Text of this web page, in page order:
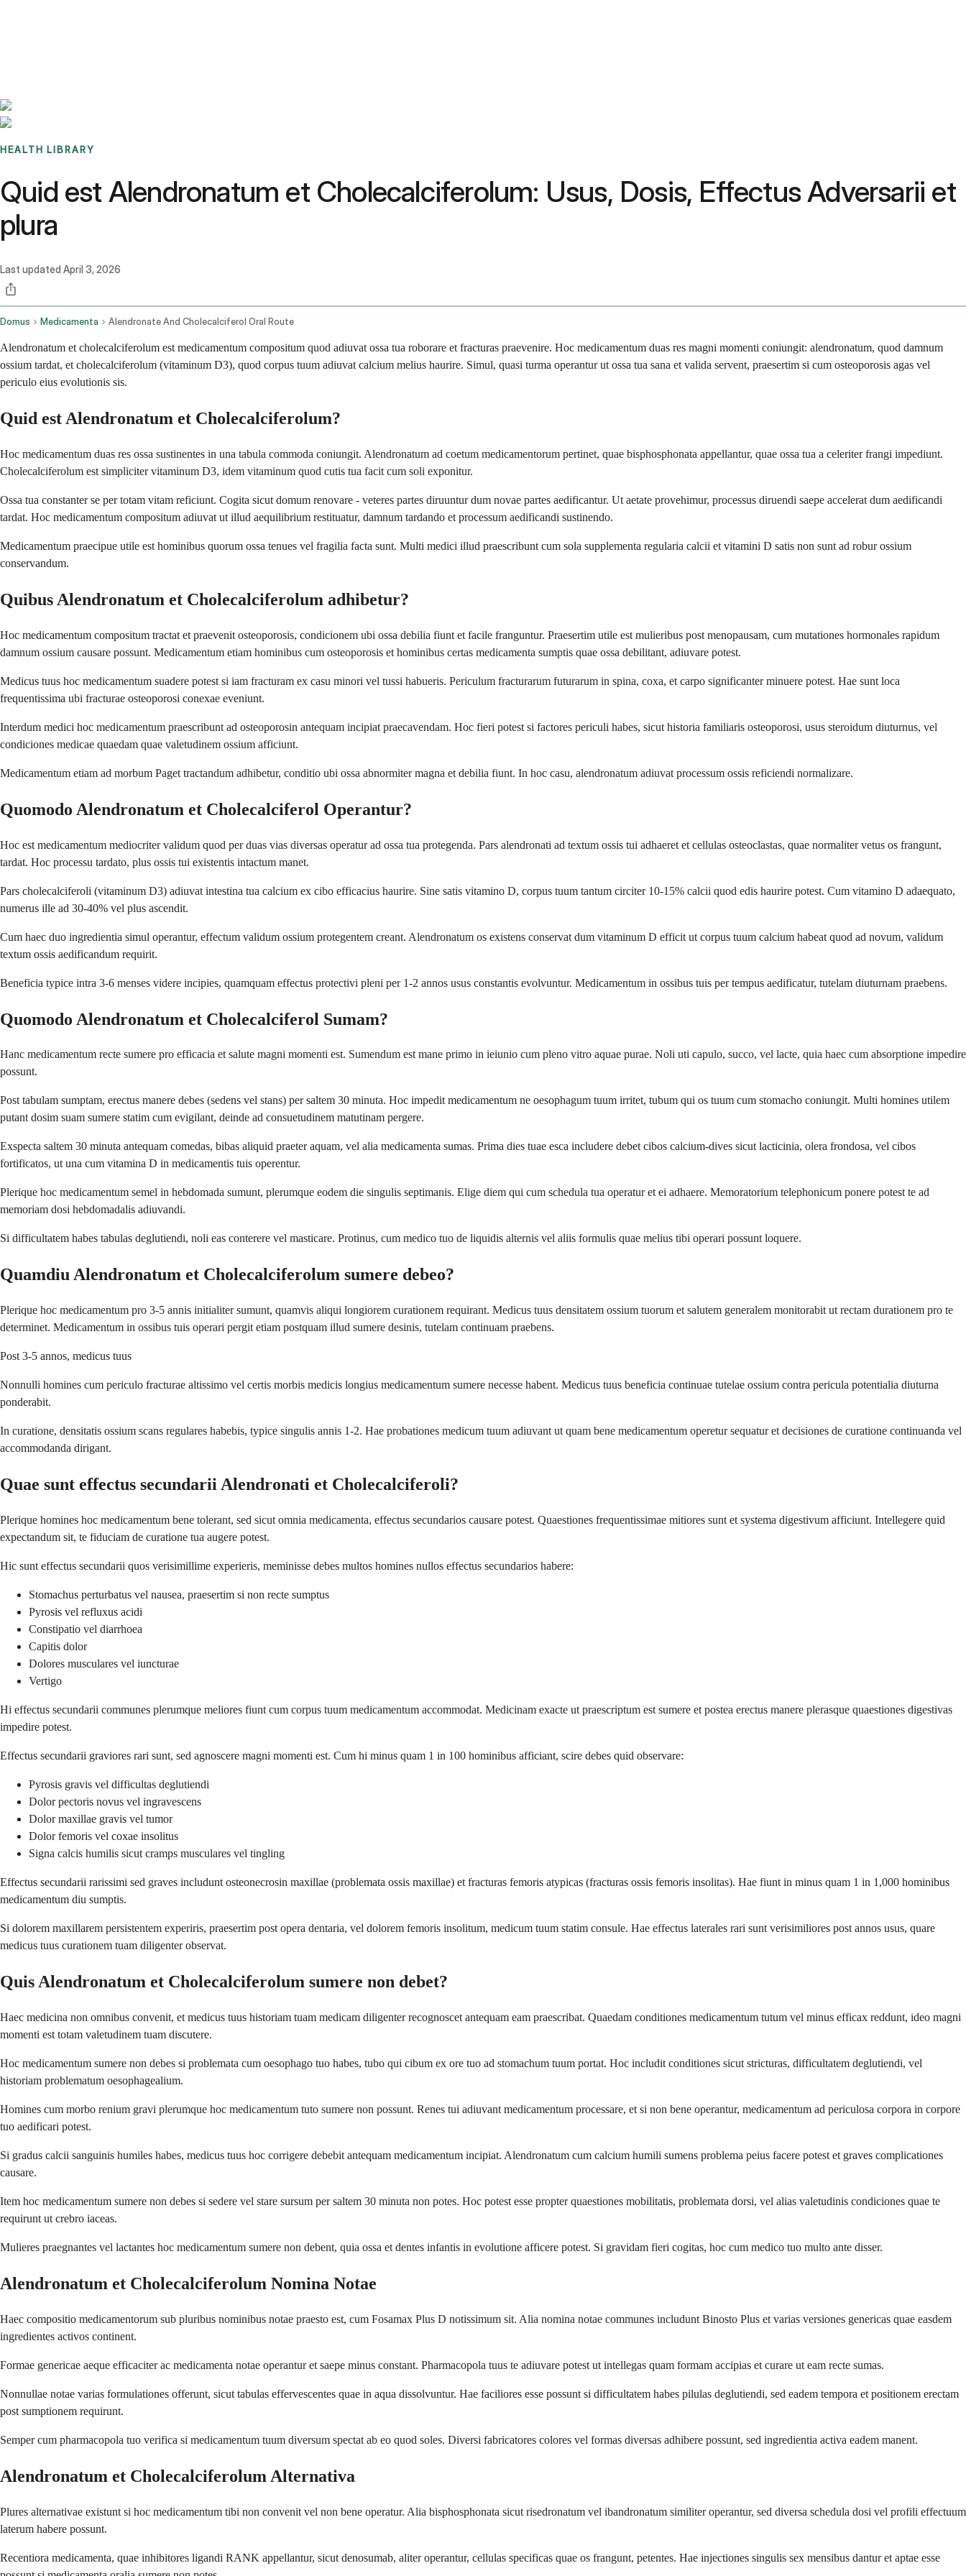
HEALTH LIBRARY
Quid est Alendronatum et Cholecalciferolum: Usus, Dosis, Effectus Adversarii et
plura
Last updated April 3, 2026
Domus Medicamenta Alendronate And Cholecalciferol Oral Route
Alendronatum et cholecalciferolum est medicamentum compositum quod adiuvat ossa tua roborare et fracturas praevenire. Hoc medicamentum duas res magni momenti coniungit: alendronatum, quod damnum
ossium tardat, et cholecalciferolum (vitaminum D3), quod corpus tuum adiuvat calcium melius haurire. Simul, quasi turma operantur ut ossa tua sana et valida servent, praesertim si cum osteoporosis agas vel
periculo eius evolutionis sis.
Quid est Alendronatum et Cholecalciferolum?
Hoc medicamentum duas res ossa sustinentes in una tabula commoda coniungit. Alendronatum ad coetum medicamentorum pertinet, quae bisphosphonata appellantur, quae ossa tua a celeriter frangi impediunt.
Cholecalciferolum est simpliciter vitaminum D3, idem vitaminum quod cutis tua facit cum soli exponitur.
Ossa tua constanter se per totam vitam reficiunt. Cogita sicut domum renovare - veteres partes diruuntur dum novae partes aedificantur. Ut aetate provehimur, processus diruendi saepe accelerat dum aedificandi
tardat. Hoc medicamentum compositum adiuvat ut illud aequilibrium restituatur, damnum tardando et processum aedificandi sustinendo.
Medicamentum praecipue utile est hominibus quorum ossa tenues vel fragilia facta sunt. Multi medici illud praescribunt cum sola supplementa regularia calcii et vitamini D satis non sunt ad robur ossium
conservandum.
Quibus Alendronatum et Cholecalciferolum adhibetur?
Hoc medicamentum compositum tractat et praevenit osteoporosis, condicionem ubi ossa debilia fiunt et facile franguntur. Praesertim utile est mulieribus post menopausam, cum mutationes hormonales rapidum
damnum ossium causare possunt. Medicamentum etiam hominibus cum osteoporosis et hominibus certas medicamenta sumptis quae ossa debilitant, adiuvare potest.
Medicus tuus hoc medicamentum suadere potest si iam fracturam ex casu minori vel tussi habueris. Periculum fracturarum futurarum in spina, coxa, et carpo significanter minuere potest. Hae sunt loca
frequentissima ubi fracturae osteoporosi conexae eveniunt.
Interdum medici hoc medicamentum praescribunt ad osteoporosin antequam incipiat praecavendam. Hoc fieri potest si factores periculi habes, sicut historia familiaris osteoporosi, usus steroidum diuturnus, vel
condiciones medicae quaedam quae valetudinem ossium afficiunt.
Medicamentum etiam ad morbum Paget tractandum adhibetur, conditio ubi ossa abnormiter magna et debilia fiunt. In hoc casu, alendronatum adiuvat processum ossis reficiendi normalizare.
Quomodo Alendronatum et Cholecalciferol Operantur?
Hoc est medicamentum mediocriter validum quod per duas vias diversas operatur ad ossa tua protegenda. Pars alendronati ad textum ossis tui adhaeret et cellulas osteoclastas, quae normaliter vetus os frangunt,
tardat. Hoc processu tardato, plus ossis tui existentis intactum manet.
Pars cholecalciferoli (vitaminum D3) adiuvat intestina tua calcium ex cibo efficacius haurire. Sine satis vitamino D, corpus tuum tantum circiter 10-15% calcii quod edis haurire potest. Cum vitamino D adaequato,
numerus ille ad 30-40% vel plus ascendit.
Cum haec duo ingredientia simul operantur, effectum validum ossium protegentem creant. Alendronatum os existens conservat dum vitaminum D efficit ut corpus tuum calcium habeat quod ad novum, validum
textum ossis aedificandum requirit.
Beneficia typice intra 3-6 menses videre incipies, quamquam effectus protectivi pleni per 1-2 annos usus constantis evolvuntur. Medicamentum in ossibus tuis per tempus aedificatur, tutelam diuturnam praebens.
Quomodo Alendronatum et Cholecalciferol Sumam?
Hanc medicamentum recte sumere pro efficacia et salute magni momenti est. Sumendum est mane primo in ieiunio cum pleno vitro aquae purae. Noli uti capulo, succo, vel lacte, quia haec cum absorptione impedire
possunt.
Post tabulam sumptam, erectus manere debes (sedens vel stans) per saltem 30 minuta. Hoc impedit medicamentum ne oesophagum tuum irritet, tubum qui os tuum cum stomacho coniungit. Multi homines utilem
putant dosim suam sumere statim cum evigilant, deinde ad consuetudinem matutinam pergere.
Exspecta saltem 30 minuta antequam comedas, bibas aliquid praeter aquam, vel alia medicamenta sumas. Prima dies tuae esca includere debet cibos calcium-dives sicut lacticinia, olera frondosa, vel cibos
fortificatos, ut una cum vitamina D in medicamentis tuis operentur.
Plerique hoc medicamentum semel in hebdomada sumunt, plerumque eodem die singulis septimanis. Elige diem qui cum schedula tua operatur et ei adhaere. Memoratorium telephonicum ponere potest te ad
memoriam dosi hebdomadalis adiuvandi.
Si difficultatem habes tabulas deglutiendi, noli eas conterere vel masticare. Protinus, cum medico tuo de liquidis alternis vel aliis formulis quae melius tibi operari possunt loquere.
Quamdiu Alendronatum et Cholecalciferolum sumere debeo?
Plerique hoc medicamentum pro 3-5 annis initialiter sumunt, quamvis aliqui longiorem curationem requirant. Medicus tuus densitatem ossium tuorum et salutem generalem monitorabit ut rectam durationem pro te
determinet. Medicamentum in ossibus tuis operari pergit etiam postquam illud sumere desinis, tutelam continuam praebens.
Post 3-5 annos, medicus tuus
Nonnulli homines cum periculo fracturae altissimo vel certis morbis medicis longius medicamentum sumere necesse habent. Medicus tuus beneficia continuae tutelae ossium contra pericula potentialia diuturna
ponderabit.
In curatione, densitatis ossium scans regulares habebis, typice singulis annis 1-2. Hae probationes medicum tuum adiuvant ut quam bene medicamentum operetur sequatur et decisiones de curatione continuanda vel
accommodanda dirigant.
Quae sunt effectus secundarii Alendronati et Cholecalciferoli?
Plerique homines hoc medicamentum bene tolerant, sed sicut omnia medicamenta, effectus secundarios causare potest. Quaestiones frequentissimae mitiores sunt et systema digestivum afficiunt. Intellegere quid
expectandum sit, te fiduciam de curatione tua augere potest.
Hic sunt effectus secundarii quos verisimillime experieris, meminisse debes multos homines nullos effectus secundarios habere:
Stomachus perturbatus vel nausea, praesertim si non recte sumptus
Pyrosis vel refluxus acidi
Constipatio vel diarrhoea
Capitis dolor
Dolores musculares vel iuncturae
Vertigo
Hi effectus secundarii communes plerumque meliores fiunt cum corpus tuum medicamentum accommodat. Medicinam exacte ut praescriptum est sumere et postea erectus manere plerasque quaestiones digestivas
impedire potest.
Effectus secundarii graviores rari sunt, sed agnoscere magni momenti est. Cum hi minus quam 1 in 100 hominibus afficiant, scire debes quid observare:
Pyrosis gravis vel difficultas deglutiendi
Dolor pectoris novus vel ingravescens
Dolor maxillae gravis vel tumor
Dolor femoris vel coxae insolitus
Signa calcis humilis sicut cramps musculares vel tingling
Effectus secundarii rarissimi sed graves includunt osteonecrosin maxillae (problemata ossis maxillae) et fracturas femoris atypicas (fracturas ossis femoris insolitas). Hae fiunt in minus quam 1 in 1,000 hominibus
medicamentum diu sumptis.
Si dolorem maxillarem persistentem experiris, praesertim post opera dentaria, vel dolorem femoris insolitum, medicum tuum statim consule. Hae effectus laterales rari sunt verisimiliores post annos usus, quare
medicus tuus curationem tuam diligenter observat.
Quis Alendronatum et Cholecalciferolum sumere non debet?
Haec medicina non omnibus convenit, et medicus tuus historiam tuam medicam diligenter recognoscet antequam eam praescribat. Quaedam conditiones medicamentum tutum vel minus efficax reddunt, ideo magni
momenti est totam valetudinem tuam discutere.
Hoc medicamentum sumere non debes si problemata cum oesophago tuo habes, tubo qui cibum ex ore tuo ad stomachum tuum portat. Hoc includit conditiones sicut stricturas, difficultatem deglutiendi, vel
historiam problematum oesophagealium.
Homines cum morbo renium gravi plerumque hoc medicamentum tuto sumere non possunt. Renes tui adiuvant medicamentum processare, et si non bene operantur, medicamentum ad periculosa corpora in corpore
tuo aedificari potest.
Si gradus calcii sanguinis humiles habes, medicus tuus hoc corrigere debebit antequam medicamentum incipiat. Alendronatum cum calcium humili sumens problema peius facere potest et graves complicationes
causare.
Item hoc medicamentum sumere non debes si sedere vel stare sursum per saltem 30 minuta non potes. Hoc potest esse propter quaestiones mobilitatis, problemata dorsi, vel alias valetudinis condiciones quae te
requirunt ut crebro iaceas.
Mulieres praegnantes vel lactantes hoc medicamentum sumere non debent, quia ossa et dentes infantis in evolutione afficere potest. Si gravidam fieri cogitas, hoc cum medico tuo multo ante disser.
Alendronatum et Cholecalciferolum Nomina Notae
Haec compositio medicamentorum sub pluribus nominibus notae praesto est, cum Fosamax Plus D notissimum sit. Alia nomina notae communes includunt Binosto Plus et varias versiones genericas quae easdem
ingredientes activos continent.
Formae genericae aeque efficaciter ac medicamenta notae operantur et saepe minus constant. Pharmacopola tuus te adiuvare potest ut intellegas quam formam accipias et curare ut eam recte sumas.
Nonnullae notae varias formulationes offerunt, sicut tabulas effervescentes quae in aqua dissolvuntur. Hae faciliores esse possunt si difficultatem habes pilulas deglutiendi, sed eadem tempora et positionem erectam
post sumptionem requirunt.
Semper cum pharmacopola tuo verifica si medicamentum tuum diversum spectat ab eo quod soles. Diversi fabricatores colores vel formas diversas adhibere possunt, sed ingredientia activa eadem manent.
Alendronatum et Cholecalciferolum Alternativa
Plures alternativae existunt si hoc medicamentum tibi non convenit vel non bene operatur. Alia bisphosphonata sicut risedronatum vel ibandronatum similiter operantur, sed diversa schedula dosi vel profili effectuum
laterum habere possunt.
Recentiora medicamenta, quae inhibitores ligandi RANK appellantur, sicut denosumab, aliter operantur, cellulas specificas quae os frangunt, petentes. Hae injectiones singulis sex mensibus dantur et aptae esse